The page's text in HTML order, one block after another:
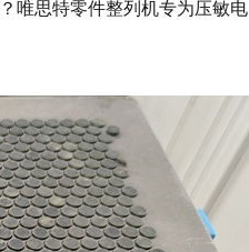
唯思特零件整列机专为压敏电